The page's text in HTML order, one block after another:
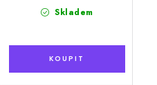
Skladem